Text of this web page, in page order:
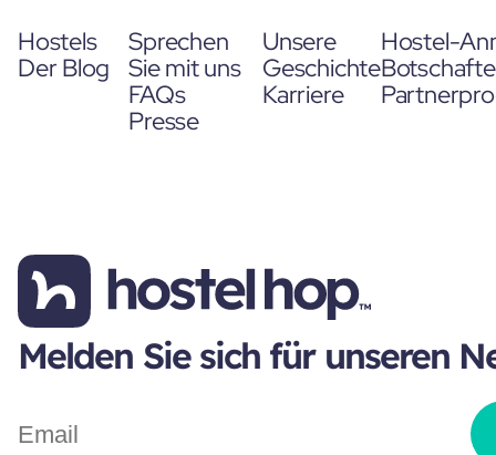
Hostels
Der Blog
Sprechen
Sie mit uns
FAQs
Presse
Unsere
Geschichte
Karriere
Hostel-
Melden Sie sich für unseren